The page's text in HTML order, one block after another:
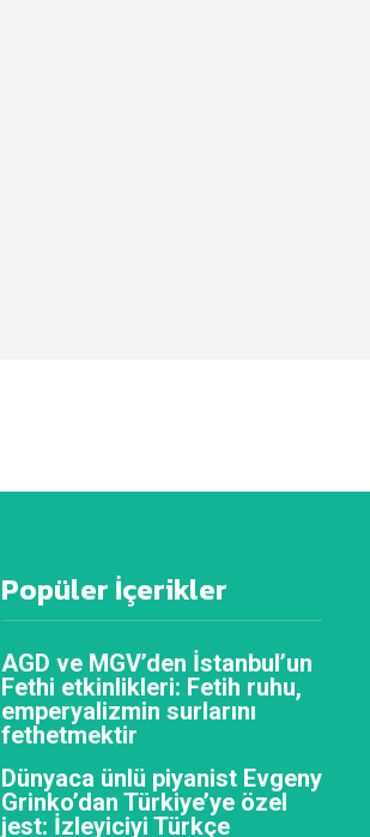
Popüler İçerikler
AGD ve MGV’den İstanbul’un
Fethi etkinlikleri: Fetih ruhu,
emperyalizmin surlarını
fethetmektir
Dünyaca ünlü piyanist Evgeny
Grinko’dan Türkiye’ye özel
jest: İzleyiciyi Türkçe